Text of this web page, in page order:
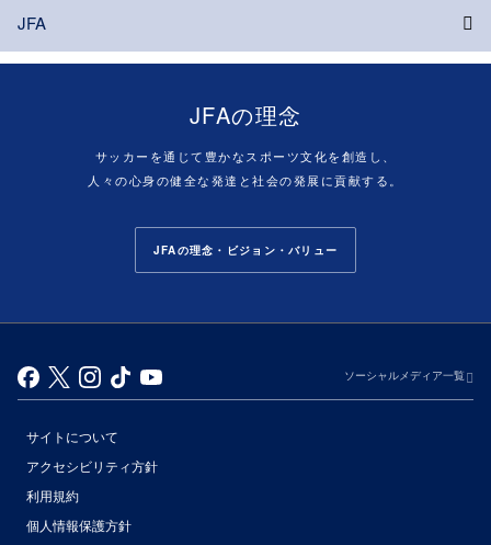
JFA
JFAの理念
サッカーを通じて豊かなスポーツ文化を創造し、
人々の心身の健全な発達と社会の発展に貢献する。
JFAの理念・ビジョン・バリュー
ソーシャルメディア一覧
サイトについて
アクセシビリティ方針
利用規約
個人情報保護方針